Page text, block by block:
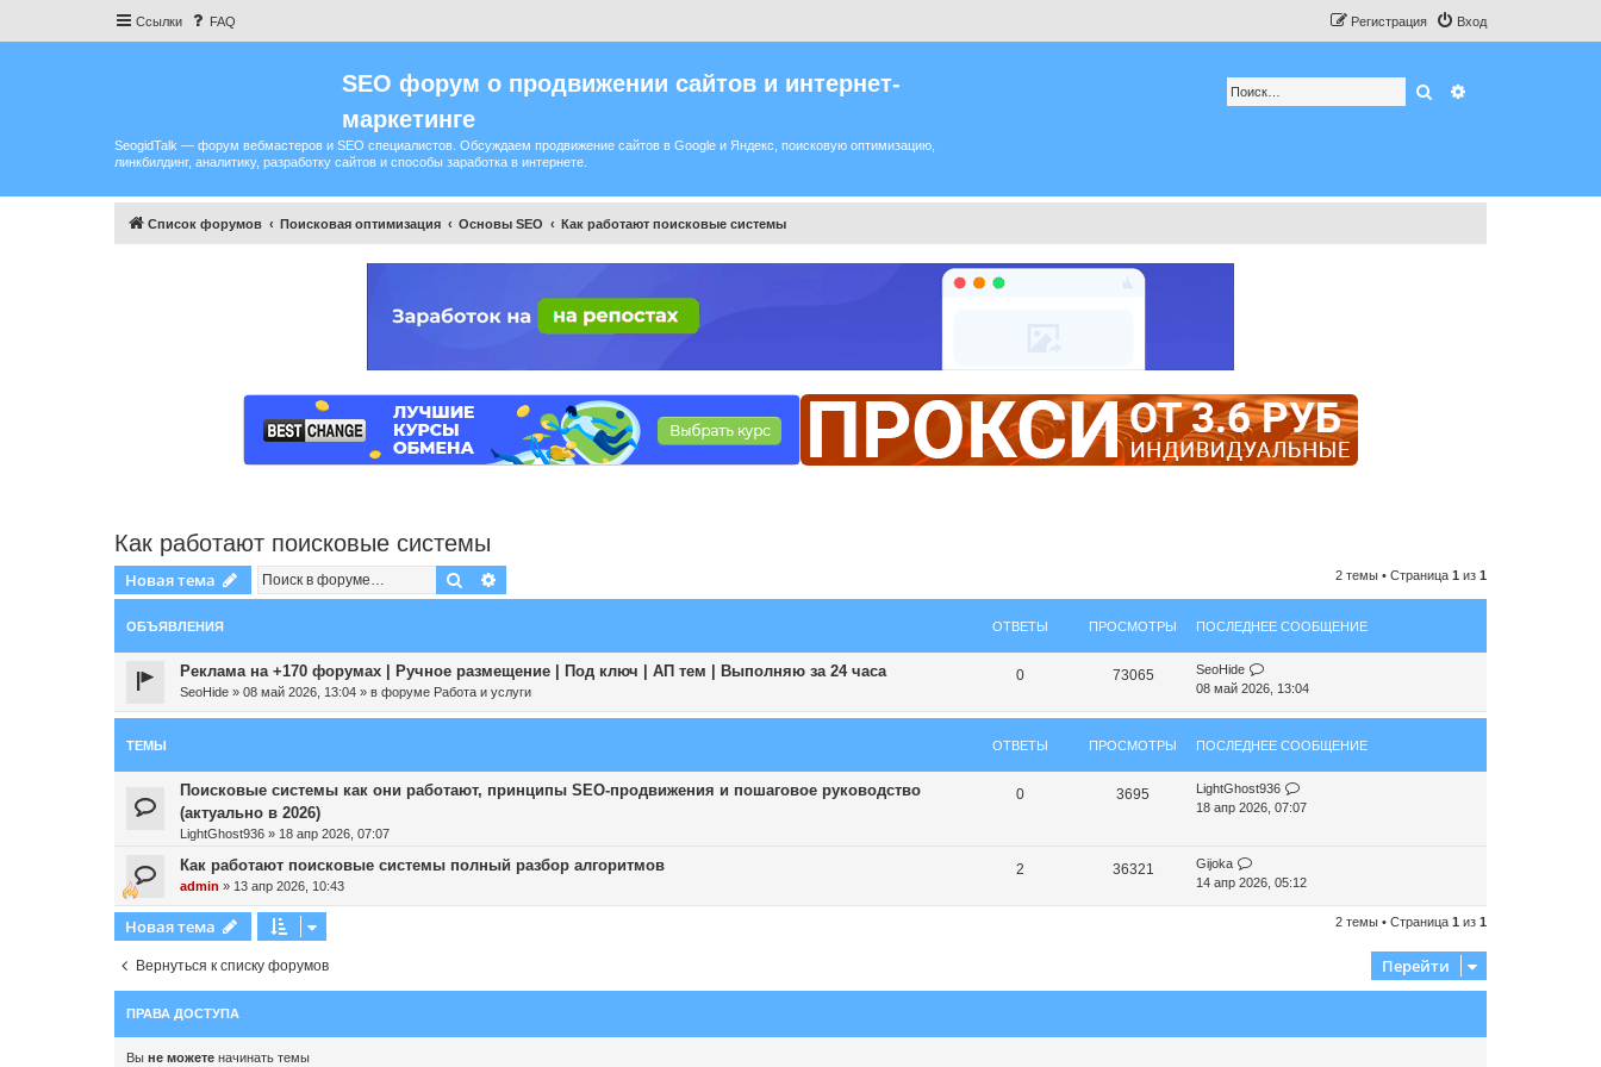
Ссылки FAQ Вход
Регистрация
SEO форум о продвижении сайтов и интернет-
маркетинге
SeogidTalk — форум вебмастеров и SEO специалистов. Обсуждаем продвижение сайтов в Google и Яндекс, поисковую оптимизацию,
линкбилдинг, аналитику, разработку сайтов и способы заработка в интернете.
Поиск
Список форумов Поисковая оптимизация Основы SEO Как работают поисковые системы
Как работают поисковые системы
Новая тема Поиск 2 темы • Страница 1 из 1
ОБЪЯВЛЕНИЯ ОТВЕТЫ ПРОСМОТРЫ ПОСЛЕДНЕЕ СООБЩЕНИЕ
Реклама на +170 форумах | Ручное размещение | Под ключ | АП тем | Выполняю за 24 часа
SeoHide » 08 май 2026, 13:04 » в форуме Работа и услуги
0 73065
SeoHide
08 май 2026, 13:04
ТЕМЫ ОТВЕТЫ ПРОСМОТРЫ ПОСЛЕДНЕЕ СООБЩЕНИЕ
Поисковые системы как они работают, принципы SEO-продвижения и пошаговое руководство
(актуально в 2026)
LightGhost936 » 18 апр 2026, 07:07
0 3695
LightGhost936
18 апр 2026, 07:07
Как работают поисковые системы полный разбор алгоритмов
admin » 13 апр 2026, 10:43
2 36321
Gijoka
14 апр 2026, 05:12
Новая тема 2 темы • Страница 1 из 1
Вернуться к списку форумов Перейти
ПРАВА ДОСТУПА
Вы не можете начинать темы